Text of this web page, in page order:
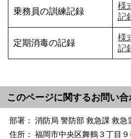
乗務員の訓練記録
様
記
定期消毒の記録
様
記
このページに関するお問い
部署： 消防局 警防部 救急課 救急
住所： 福岡市中央区舞鶴３丁目